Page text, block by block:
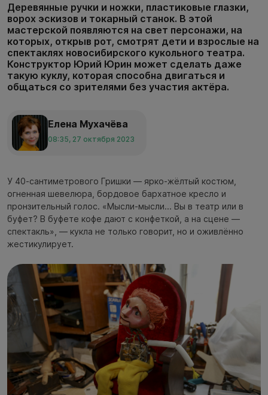
Деревянные ручки и ножки, пластиковые глазки,
ворох эскизов и токарный станок. В этой
мастерской появляются на свет персонажи, на
которых, открыв рот, смотрят дети и взрослые на
спектаклях новосибирского кукольного театра.
Конструктор Юрий Юрин может сделать даже
такую куклу, которая способна двигаться и
общаться со зрителями без участия актёра.
Елена Мухачёва
08:35, 27 октября 2023
У 40-сантиметрового Гришки — ярко-жёлтый костюм,
огненная шевелюра, бордовое бархатное кресло и
пронзительный голос. «Мысли-мысли... Вы в театр или в
буфет? В буфете кофе дают с конфеткой, а на сцене —
спектакль», — кукла не только говорит, но и оживлённо
жестикулирует.